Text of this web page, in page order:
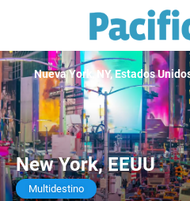
New York, EEUU
Multidestino
Nueva York, NY, Estados